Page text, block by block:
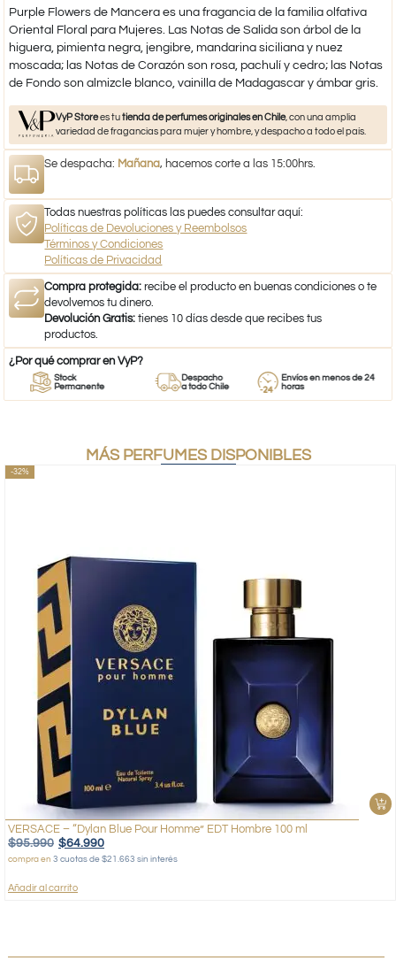
Purple Flowers de Mancera es una fragancia de la familia olfativa
Oriental Floral para Mujeres. Las Notas de Salida son árbol de la
higuera, pimienta negra, jengibre, mandarina siciliana y nuez
moscada; las Notas de Corazón son rosa, pachulí y cedro; las Notas
de Fondo son almizcle blanco, vainilla de Madagascar y ámbar gris.
VyP Storees tutienda de perfumes originales en Chile, con una amplia
variedad de fragancias para mujer y hombre, y despacho a todo el país.
Se despacha: Mañana, hacemos corte a las 15:00hrs.
Todas nuestras políticas las puedes consultar aquí:
Políticas de Devoluciones y Reembolsos
Términos y Condiciones
Políticas de Privacidad
Compra protegida: recibe el producto en buenas condiciones o te
devolvemos tu dinero.
Devolución Gratis: tienes 10 días desde que recibes tus
productos.
¿Por qué comprar en VyP?
Stock
Permanente
Despacho
a todo Chile
Envíos en menos de 24
horas
MÁS PERFUMES DISPONIBLES
-32%
VERSACE – “Dylan Blue Pour Homme” EDT Hombre 100 ml
$95.990 $64.990
compra en 3 cuotas de $21.663 sin interés
Añadir al carrito